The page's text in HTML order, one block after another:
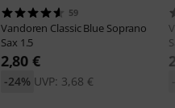
59
Vandoren Classic Blue Soprano
Sax 1.5
2,80 €
UVP: 3,68 €
-24%